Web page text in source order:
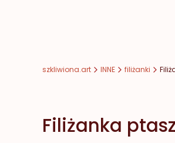
szkliwiona.art INNE filiżanki
Filiżanka